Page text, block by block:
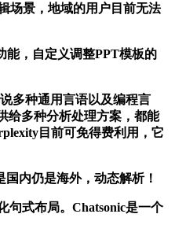
场景，地域的用户目前无法
，自定义调整PPT模板的
多种通用言语以及编程言
给多种分析处理方案，都能
目前可免得费利用，它
内仍是海外，动态解析！
式布局。Chatsonic是一个